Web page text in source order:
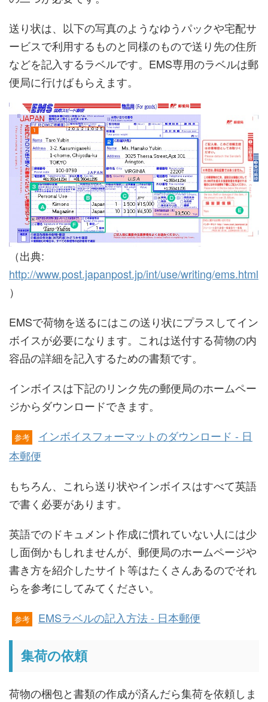
送り状は、以下の写真のようなゆうパックや宅配サ
ービスで利用するものと同様のもので送り先の住所
などを記入するラベルです。EMS専用のラベルは郵
便局に行けばもらえます。
（出典:
http://www.post.japanpost.jp/int/use/writing/ems.html
）
EMSで荷物を送るにはこの送り状にプラスしてイン
ボイスが必要になります。これは送付する荷物の内
容品の詳細を記入するための書類です。
インボイスは下記のリンク先の郵便局のホームペー
ジからダウンロードできます。
参考
インボイスフォーマットのダウンロード - 日
本郵便
もちろん、これら送り状やインボイスはすべて英語
で書く必要があります。
英語でのドキュメント作成に慣れていない人には少
し面倒かもしれませんが、郵便局のホームページや
書き方を紹介したサイト等はたくさんあるのでそれ
らを参考にしてみてください。
参考 EMSラベルの記入方法 - 日本郵便
集荷の依頼
荷物の梱包と書類の作成が済んだら集荷を依頼しま